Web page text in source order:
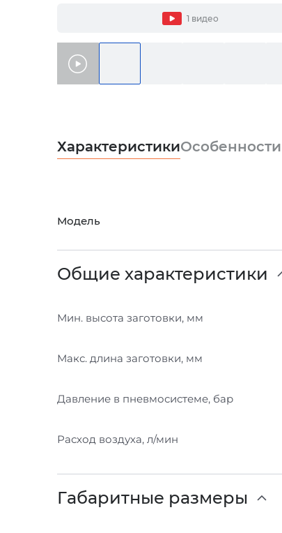
1 видео
ХарактеристикиОсобенности
Модель
Общие характеристики
Мин. высота заготовки, мм
Макс. длина заготовки, мм
Давление в пневмосистеме, бар
Расход воздуха, л/мин
Габаритные размеры